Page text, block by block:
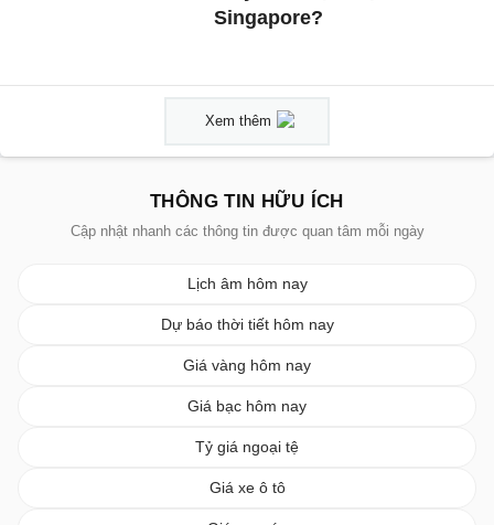
Singapore?
Xem thêm
THÔNG TIN HỮU ÍCH
Cập nhật nhanh các thông tin được quan tâm mỗi ngày
Lịch âm hôm nay
Dự báo thời tiết hôm nay
Giá vàng hôm nay
Giá bạc hôm nay
Tỷ giá ngoại tệ
Giá xe ô tô